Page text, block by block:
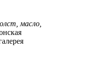
масло,